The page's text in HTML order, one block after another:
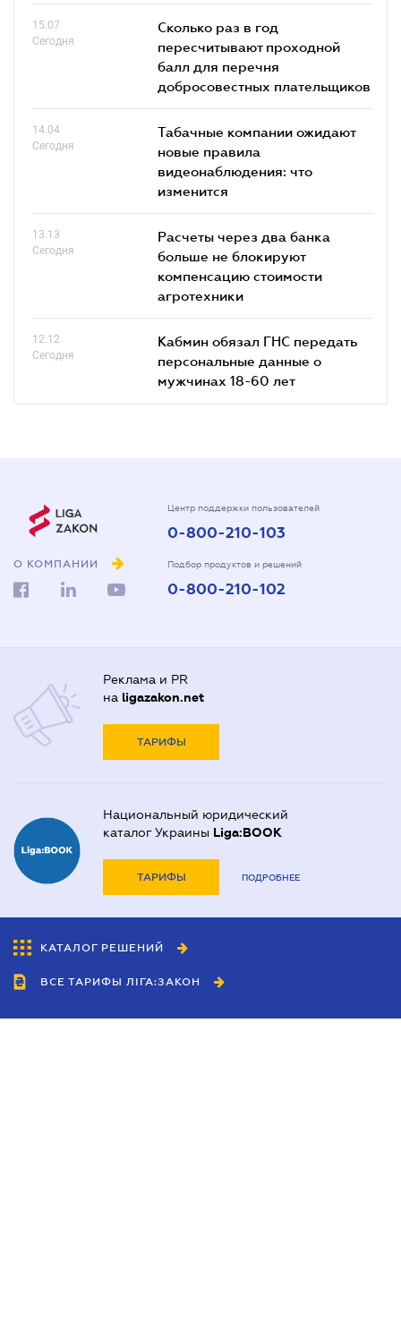
15.07
Сегодня
Сколько раз в год
пересчитывают проходной
балл для перечня
добросовестных плательщиков
14.04
Сегодня
Табачные компании ожидают
новые правила
видеонаблюдения: что
изменится
13.13
Сегодня
Расчеты через два банка
больше не блокируют
компенсацию стоимости
агротехники
12.12
Сегодня
Кабмин обязал ГНС передать
персональные данные о
мужчинах 18-60 лет
О КОМПАНИИ
Центр поддержки пользователей
0-800-210-103
Подбор продуктов и решений
0-800-210-102
Реклама и PR
на ligazakon.net
ТАРИФЫ
Национальный юридический
каталог Украины Liga:BOOK
ТАРИФЫ ПОДРОБНЕЕ
КАТАЛОГ РЕШЕНИЙ
ВСЕ ТАРИФЫ ЛІГА:ЗАКОН